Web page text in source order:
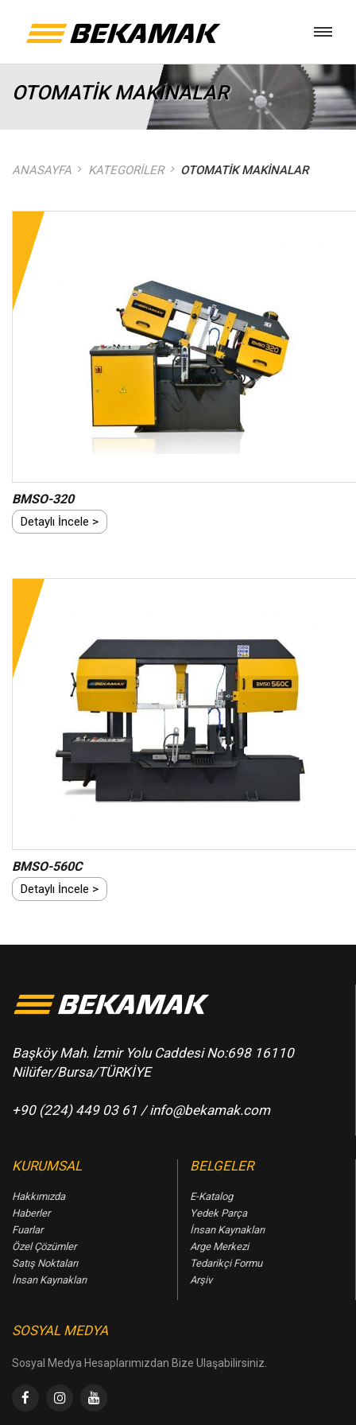
OTOMATİK MAKİNALAR
ANASAYFA KATEGORILER OTOMATİK MAKİNALAR
BMSO-320
Detaylı İncele >
BMSO-560C
Detaylı İncele >
Başköy Mah. İzmir Yolu Caddesi No:698 16110
Nilüfer/Bursa/TÜRKİYE
+90 (224) 449 03 61 /info@bekamak.com
KURUMSAL
Hakkımızda
Haberler
Fuarlar
Özel Çözümler
Satış Noktaları
İnsan Kaynakları
BELGELER
E-Katalog
Yedek Parça
İnsan Kaynakları
Arge Merkezi
Tedarikçi Formu
Arşiv
SOSYAL MEDYA
Sosyal Medya Hesaplarımızdan Bize Ulaşabilirsiniz.